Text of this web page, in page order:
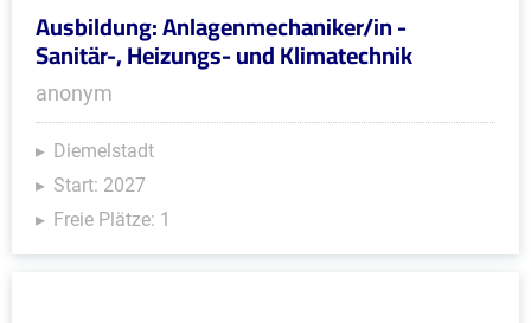
Ausbildung: Anlagenmechaniker/in -
Sanitär-, Heizungs- und Klimatechnik
anonym
Diemelstadt
Start: 2027
Freie Plätze: 1